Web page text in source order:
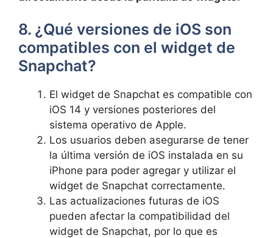
8. ¿Qué ‌versiones de iOS son
compatibles con⁢ el⁣ widget de
Snapchat?
El widget de ⁢Snapchat es compatible ​con
⁤iOS 14 y​ versiones posteriores del
sistema operativo de Apple.
Los usuarios deben ⁢asegurarse de tener
la última versión de‍ iOS instalada en su
iPhone para poder ⁤agregar y utilizar el
widget de Snapchat correctamente.
Las actualizaciones ⁣futuras de iOS
pueden afectar la compatibilidad del
widget de Snapchat, por lo que‍ es